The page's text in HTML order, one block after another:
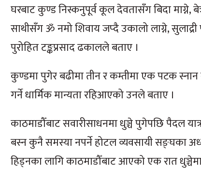
घरबाट कुण्ड निस्कनुपूर्व कूल देवतासँग बिदा माग्ने,
साथीसँग ॐ नमो शिवाय जप्दै उकालो लाग्ने,
पुरोहित टङ्कप्रसाद ढकालले बताए ।
कुण्डमा पुगेर बढीमा तीन र कम्तीमा एक पटक
गर्ने धार्मिक मान्यता रहिआएको उनले बताए ।
काठमाडौँबाट सवारीसाधनमा धुञ्चे पुगेपछि पैदल
बस्न कुनै समस्या नपर्ने होटल व्यवसायी सङ्घका
हिड्नका लागि काठमाडौँबाट आएको एक रात